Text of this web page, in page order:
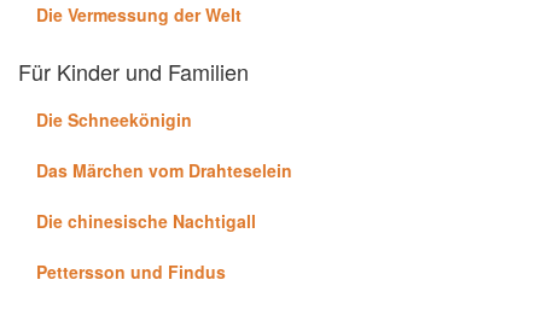
Die Vermessung der Welt
Für Kinder und Familien
Die Schneekönigin
Das Märchen vom Drahteselein
Die chinesische Nachtigall
Pettersson und Findus